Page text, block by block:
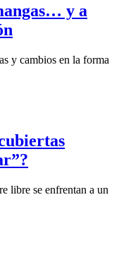
y a
y cambios en la forma
libre se enfrentan a un